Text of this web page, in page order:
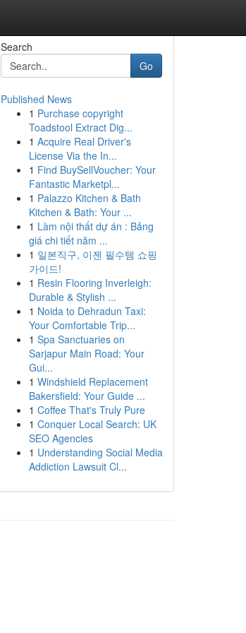
Search
Go
Published News
1 Purchase copyright
Toadstool Extract Dig...
1 Acquire Real Driver's
License Via the In...
1 Find BuySellVoucher: Your
Fantastic Marketpl...
1 Palazzo Kitchen & Bath
Kitchen & Bath: Your ...
1 Làm nội thất dự án : Bảng
giá chi tiết năm ...
1 일본직구, 이젠 필수템 쇼핑
가이드!
1 Resin Flooring Inverleigh:
Durable & Stylish ...
1 Noida to Dehradun Taxi:
Your Comfortable Trip...
1 Spa Sanctuaries on
Sarjapur Main Road: Your
Gui...
1 Windshield Replacement
Bakersfield: Your Guide ...
1 Coffee That's Truly Pure
1 Conquer Local Search: UK
SEO Agencies
1 Understanding Social Media
Addiction Lawsuit Cl...